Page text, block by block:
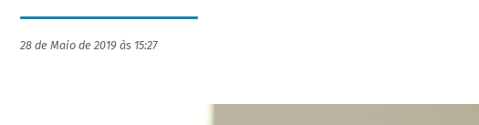
28 de Maio de 2019 às 15:27